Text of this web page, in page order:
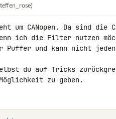
um CANopen. Da sind
ich die Filter nutzen
Puffer und kann nicht
du auf Tricks
zu geben.